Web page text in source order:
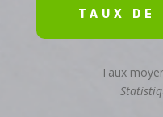
TAUX DE
Taux